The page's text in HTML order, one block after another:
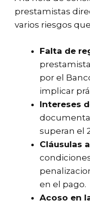
prestamistas
varios riesgos
Falta de
por el
implicar
Intereses
superan el
Cláusulas
en el pago.
Acoso en